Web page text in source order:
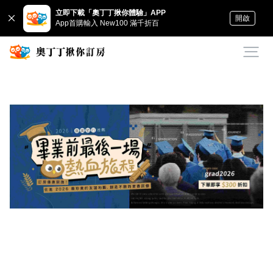
立即下載「奧丁丁揪你體驗」APP
App首購輸入 New100 滿千折百
開啟